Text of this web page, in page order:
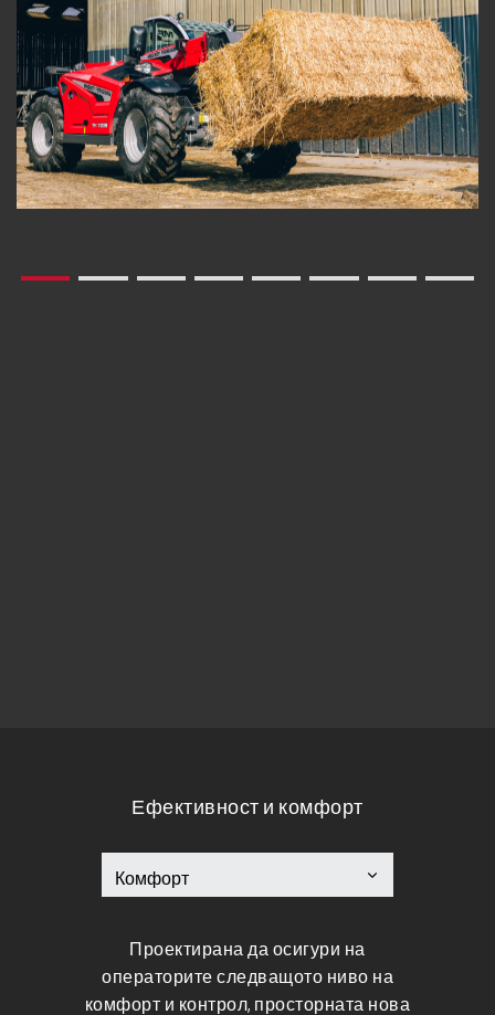
Ефективност и комфорт
Проектирана да осигури на
операторите следващото ниво на
комфорт и контрол, просторната нова